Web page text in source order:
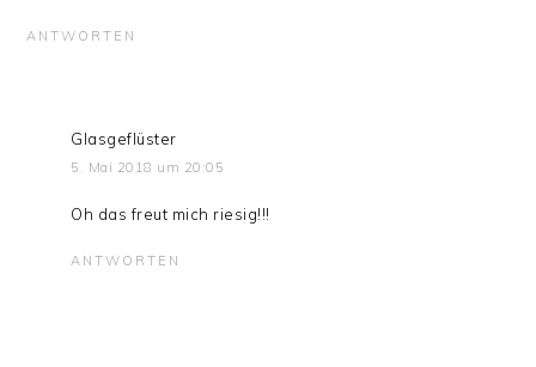
ANTWORTEN
Glasgeflüster
5. Mai 2018 um 20:05
Oh das freut mich riesig!!!
ANTWORTEN